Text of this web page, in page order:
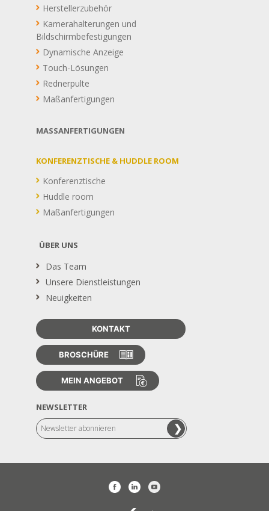
Herstellerzubehör
Kamerahalterungen und
Bildschirmbefestigungen
Dynamische Anzeige
Touch-Lösungen
Rednerpulte
Maßanfertigungen
MASSANFERTIGUNGEN
KONFERENZTISCHE & HUDDLE ROOM
Konferenztische
Huddle room
Maßanfertigungen
NEWSLETTER
ÜBER UNS
Das Team
Unsere Dienstleistungen
Neuigkeiten
KONTAKT
BROSCHÜRE
MEIN ANGEBOT